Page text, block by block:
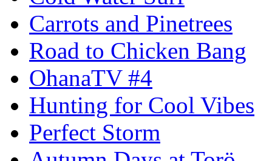
Carrots and Pinetrees
Road to Chicken Bang
OhanaTV #4
Hunting for Cool Vibes
Perfect Storm